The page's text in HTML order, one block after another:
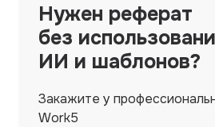
Нужен реферат
без
ИИ и шаблонов?
Закажите у
Work5